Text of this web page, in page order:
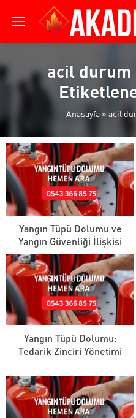
acil
Anasayfa» acil
Yangın Tüpü Dolumu ve
Yangın Güvenliği İlişkisi
Yangın Tüpü Dolumu:
Tedarik Zinciri Yönetimi